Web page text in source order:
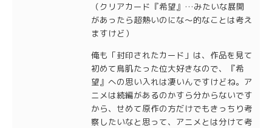
（クリアカード『希望』…みたいな展開
があったら超熱いのにな～的なことは考え
ますけど）
俺も「封印されたカード」は、作品を見て
初めて鳥肌たった位大好きなので、『希
望』への思い入れは凄いんですけどね。ア
ニメは続編があるのかすら分からないです
から、せめて原作の方だけでもきっちり考
察したいなと思って、アニメとは分けて考